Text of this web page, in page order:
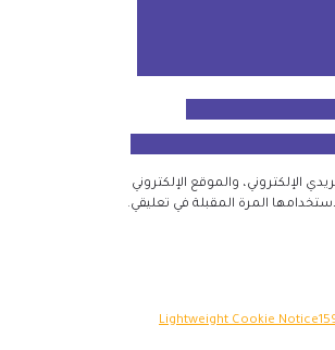
الإلكتروني، والموقع الإلكتروني
المرة المقبلة في تعليقي.